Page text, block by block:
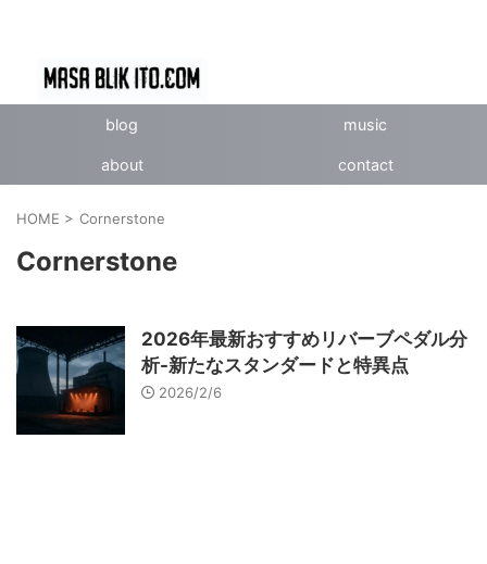
blog music
about contact
HOME > Cornerstone
Cornerstone
2026年最新おすすめリバーブペダル分
析-新たなスタンダードと特異点
2026/2/6